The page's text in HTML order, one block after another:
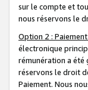
sur le compte et
nous réservons le
Option 2 :
électronique
rémunération a été
réservons le droit
Paiement. Nous